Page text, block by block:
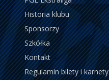
Historia klubu
Sponsorzy
Szkółka
Kontakt
Regulamin bilety i karnety